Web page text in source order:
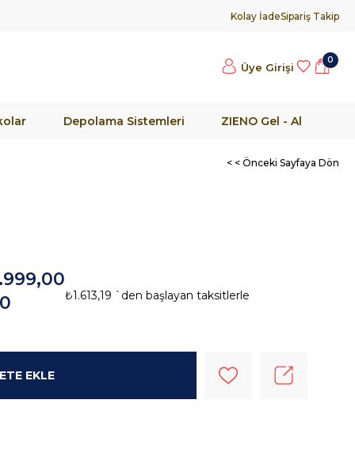
Kolay İadeSipariş Takip
Üye Girişi
0
Depolama Sistemleri ZIENO Gel - Al
< < Önceki Sayfaya Dön
₺1.613,19 `den başlayan taksitlerle